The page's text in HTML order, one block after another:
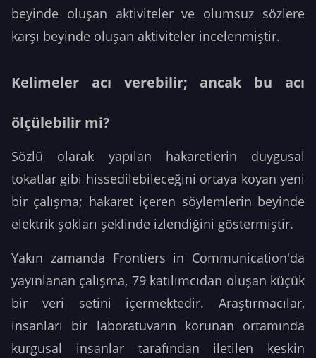
beyinde oluşan aktiviteler ve olumsuz sözlere
karşı beyinde oluşan aktiviteler incelenmiştir.
Kelimeler acı verebilir; ancak bu acı
ölçülebilir mi?
Sözlü olarak yapılan hakaretlerin duygusal
tokatlar gibi hissedilebileceğini ortaya koyan yeni
bir çalışma; hakaret içeren söylemlerin beyinde
elektrik şokları şeklinde izlendiğini göstermiştir.
Yakın zamanda Frontiers in Communication'da
yayınlanan çalışma, 79 katılımcıdan oluşan küçük
bir veri setini içermektedir. Araştırmacılar,
insanları bir laboratuvarın korunan ortamında
kurgusal insanlar tarafından iletilen keskin